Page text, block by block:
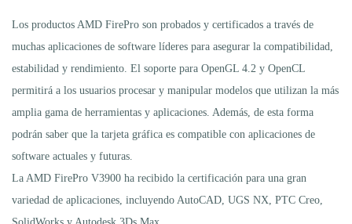
Los productos AMD FirePro son probados y certificados a través de
muchas aplicaciones de software líderes para asegurar la compatibilidad,
estabilidad y rendimiento. El soporte para OpenGL 4.2 y OpenCL
permitirá a los usuarios procesar y manipular modelos que utilizan la más
amplia gama de herramientas y aplicaciones. Además, de esta forma
podrán saber que la tarjeta gráfica es compatible con aplicaciones de
software actuales y futuras.
La AMD FirePro V3900 ha recibido la certificación para una gran
variedad de aplicaciones, incluyendo AutoCAD, UGS NX, PTC Creo,